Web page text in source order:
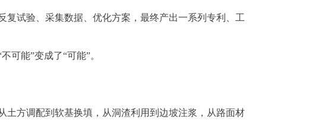
试验、采集数据、优化方案，最终产出一系列专利、工
可能”变成了“可能”。
土方调配到软基换填，从洞渣利用到边坡注浆，从路面材